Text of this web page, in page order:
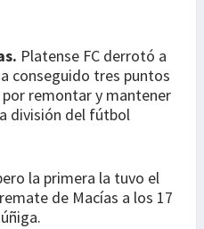
Platense FC derrotó a
conseguido tres puntos
remontar y mantener
división del fútbol
la primera la tuvo el
de Macías a los 17